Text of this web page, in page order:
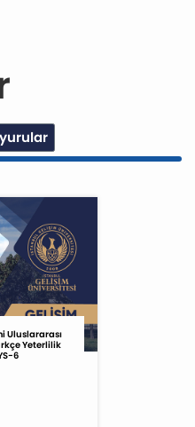
Uluslararası
Yeterlilik
6